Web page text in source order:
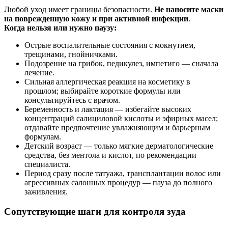
Любой уход имеет границы безопасности. Не наносите маски
на поврежденную кожу и при активной инфекции.
Когда нельзя или нужно паузу:
Острые воспалительные состояния с мокнутием,
трещинами, гнойничками.
Подозрение на грибок, педикулез, импетиго — сначала
лечение.
Сильная аллергическая реакция на косметику в
прошлом; выбирайте короткие формулы или
консультируйтесь с врачом.
Беременность и лактация — избегайте высоких
концентраций салициловой кислоты и эфирных масел;
отдавайте предпочтение увлажняющим и барьерным
формулам.
Детский возраст — только мягкие дерматологические
средства, без ментола и кислот, по рекомендации
специалиста.
Период сразу после татуажа, трансплантации волос или
агрессивных салонных процедур — пауза до полного
заживления.
Сопутствующие шаги для контроля зуда